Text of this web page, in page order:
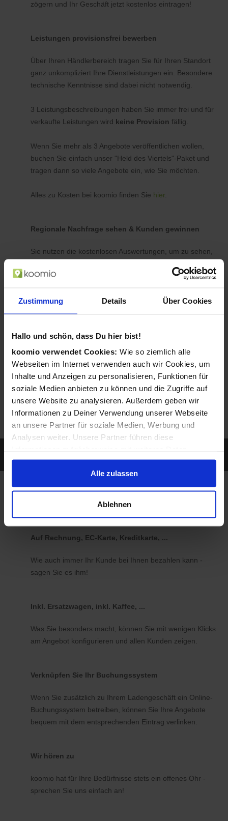
Zustimmung Details Über Cookies
Hallo und schön, dass Du hier bist!
koomio verwendet Cookies: Wie so ziemlich alle
Webseiten im Internet verwenden auch wir Cookies, um
Inhalte und Anzeigen zu personalisieren, Funktionen für
soziale Medien anbieten zu können und die Zugriffe auf
unsere Website zu analysieren. Außerdem geben wir
Informationen zu Deiner Verwendung unserer Webseite
an unsere Partner für soziale Medien, Werbung und
Analysen weiter. Unsere Partner führen diese
zusammen, die Du ihnen bereitgestellt hast oder die sie
im Rahmen Deiner Nutzung der Dienste gesammelt
haben.
Alle zulassen
Ablehnen
zögern und Ihr Geschäft jetzt kostenlos eintragen!
Leistungen provisionsfrei bewerben
Über Ihren Händlerbereich tragen Sie für Ihren Standort
ganz unkompliziert Ihre Dienstleistungen ein. Besondere
technische Kenntnisse sind dabei nicht notwendig.
3 Leistungsbeschreibungen haben Sie immer frei und für
verkaufte Leistungen wird keine Provision fällig.
Wenn Sie mehr als 3 Angebote veröffentlichen wollen,
buchen Sie einfach unser "Held des Viertels"-Paket und
tragen dann so viele Angebote ein, wie Sie möchten.
Alles zu Kosten bei koomio finden Sie hier
Regionale Nachfrage sehen & Kunden gewinnen
Sie nutzen die kostenlosen Auswertungen, um zu sehen,
Haarschnitt oder eine TÜV-Abnahme zu einem
haben, tragen Sie für diesen Zeitraum ein
entsprechendes Angebot ein.
Leistungen sucht, die Sie anbieten...
So individuell wie Sie
Auf Rechnung, EC-Karte, Kreditkarte, ...
Wie auch immer Ihr Kunde bei Ihnen bezahlen kann -
sagen Sie es ihm!
Inkl. Ersatzwagen, inkl. Kaffee, ...
Was Sie besonders macht, können Sie mit wenigen Klicks
am Angebot konfigurieren und allen Kunden zeigen.
Verknüpfen Sie Ihr Buchungssystem
Wenn Sie zusätzlich zu Ihrem Ladengeschäft ein Online-
Buchungssystem betreiben, können Sie Ihre Angebote
bequem mit dem entsprechenden Eintrag verlinken.
Wir hören zu
koomio hat für Ihre Bedürfnisse stets ein offenes Ohr -
sprechen Sie uns einfach an!